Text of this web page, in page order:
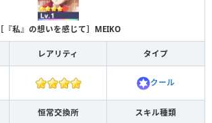
［『私』の想いを感じて］MEIKO
レアリティ タイプ
クール
恒常交換所 スキル種類